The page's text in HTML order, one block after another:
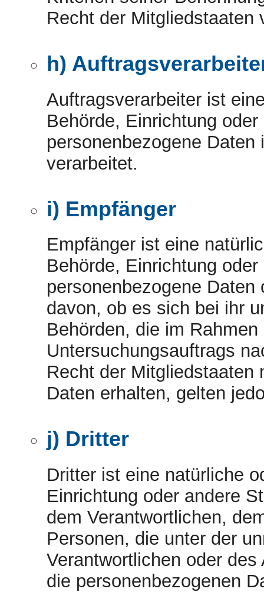
Recht der Mitgliedstaaten
h)
Auftragsverarbeiter ist
Behörde, Einrichtung
personenbezogene
verarbeitet.
i) Empfänger
Empfänger ist eine
Behörde, Einrichtung
personenbezogene
davon, ob es sich bei ihr
Behörden, die im
Untersuchungsauftrags
Recht der Mitgliedstaaten
Daten erhalten, gelten
j) Dritter
Dritter ist eine natürliche
Einrichtung oder andere
dem Verantwortlichen,
Personen, die unter der
Verantwortlichen oder
die personenbezogenen